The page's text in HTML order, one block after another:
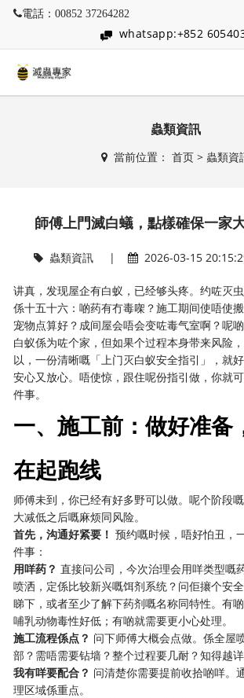
電話：00852 37264282
whatsapp:+852
蟲類資訊
當前位置： 首页> 蟲類資
師傅上門滅白蟻，點樣確保一家
蟲類資訊| 2026-03-15
讲真，发现屋企有白蚁，已经够头疼。约咗灭
係十五十六：啲药有冇毒㗎？施工期间使唔使
宠物点算好？成间屋会唔会变咗毒气室啊？呢
白蚁係为咗个家，但如果个过程本身带来风险
以，一份清晰嘅「上门灭白蚁安全指引」，就
安心又放心。唔使惊，跟住呢份指引做，你就
件事。
一、施工前：做好准备
在起跑线
师傅未到，你已经有好多野可以做。呢个阶段
大减低之后嘅麻烦同风险。
首先，沟通好紧要！
预约嘅时候，唔好怕丑，
件事：
用咩药？ 直接问公司，今次治理会用咩类型嘅
喷洒，定係比较新兴嘅饵剂系统？问佢攐个安全
睇下，或者至少了解下药剂嘅名称同特性。有
哺乳动物毒性好低；有啲就需要更小心处理。
施工流程係点？
问下师傅大概会点做。係全屋
部？需唔需要钻墙？整个过程要几耐？知得越详
我有咩要配合？
问清楚你需要提前收拾啲咩。
理区域係重点。